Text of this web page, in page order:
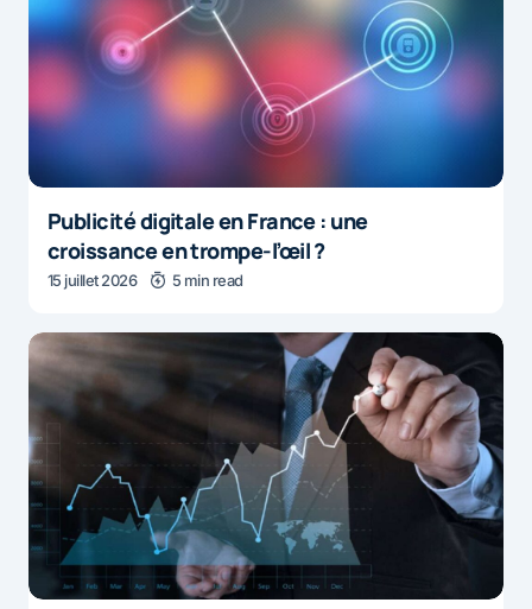
Publicité digitale en France : une
croissance en trompe-l’œil ?
15 juillet 2026 5 min read